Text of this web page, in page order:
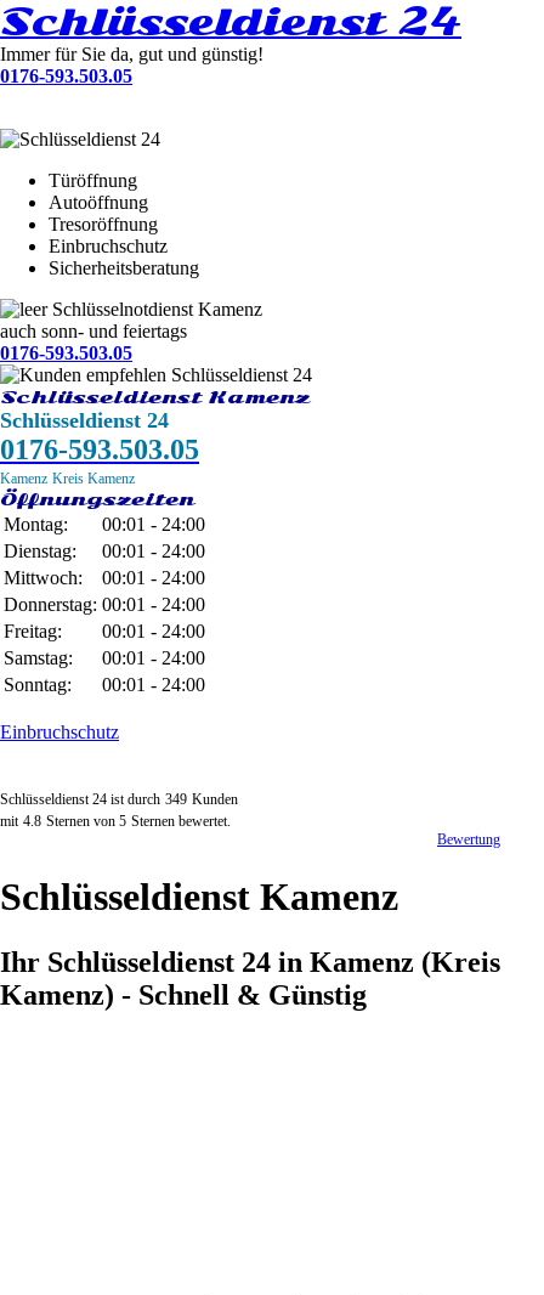
Schlüsseldienst 24
Immer für Sie da, gut und günstig!
0176-593.503.05
Türöffnung
Autoöffnung
Tresoröffnung
Einbruchschutz
Sicherheitsberatung
Schlüsselnotdienst Kamenz
auch sonn- und feiertags
0176-593.503.05
Schlüsseldienst Kamenz
Schlüsseldienst 24
0176-593.503.05
Kamenz Kreis Kamenz
Öffnungszeiten
Montag:
00:01 - 24:00
Dienstag:
00:01 - 24:00
Mittwoch:
00:01 - 24:00
Donnerstag: 00:01 - 24:00
Freitag:
00:01 - 24:00
Samstag:
00:01 - 24:00
Sonntag:
00:01 - 24:00
Einbruchschutz
Schlüsseldienst 24 ist durch 349 Kunden
mit 4.8 Sternen von 5 Sternen bewertet.
Bewertung
Schlüsseldienst Kamenz
Ihr Schlüsseldienst 24 in Kamenz (Kreis
Kamenz) - Schnell & Günstig